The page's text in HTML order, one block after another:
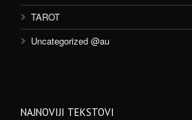
TAROT
Uncategorized @au
NAJNOVIJI TEKSTOVI